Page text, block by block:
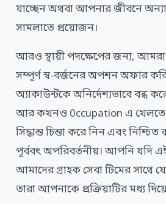
যাচ্ছেন অথবা আপনার জীবনে
সামলাতে প্রয়োজন।
আরও স্থায়ী পদক্ষেপের জন্য,
সম্পূর্ণ স্ব-বর্জনের অপশন অফার
অ্যাকাউন্টকে অনির্দেশ্যভাবে বন্ধ
আর কখনও 0ccupation এ খেলতে
সিদ্ধান্ত চিন্তা করে নিন এবং
পূর্ববৎ অপরিবর্তনীয়। আপনি যদি
আমাদের গ্রাহক সেবা টিমের
তারা আপনাকে প্রক্রিয়াটির মধ্য